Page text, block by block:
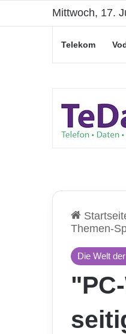
Mittwoch, 17.
Telekom
Themen-
Die Welt